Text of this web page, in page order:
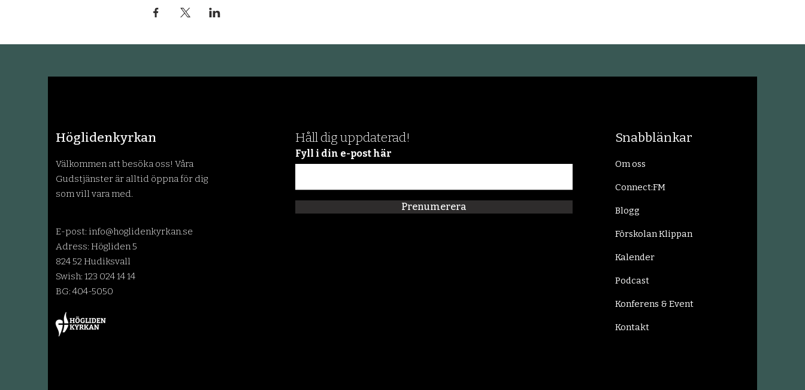
Höglidenkyrkan
Välkommen att besöka oss! Våra
Gudstjänster är alltid öppna för dig
som vill vara med.
E-post: info@hoglidenkyrkan.se
Adress: Högliden 5
824 52 Hudiksvall
Swish: 123 024 14 14
BG: 404-5050
Håll dig uppdaterad!
Fyll i din e-post här
Prenumerera
Snabblänkar
Om oss
Connect:FM
Blogg
Förskolan Klippan
Kalender
Podcast
Konferens & Event
Kontakt